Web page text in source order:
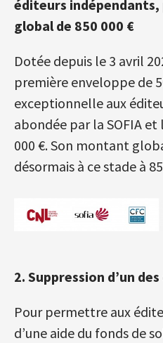
éditeurs
global de 850 000 €
Dotée depuis le 3 avril
première enveloppe de
exceptionnelle aux
abondée par la SOFIA et
000 €. Son montant
désormais à ce stade à
2. Suppression d’un
Pour permettre aux
d’une aide du fonds de